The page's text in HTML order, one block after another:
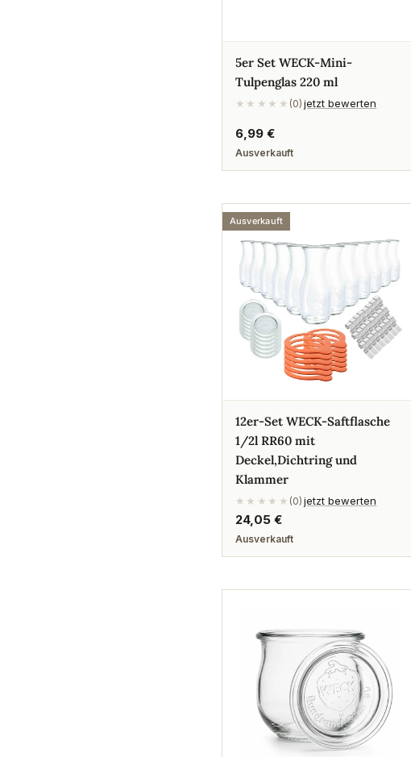
5er Set WECK-Mini-
Tulpenglas 220 ml
★★★★★ (0) jetzt bewerten
Regulärer
Preis
6,99 €
Ausverkauft
Ausverkauft
12er-Set WECK-Saftflasche
1/2l RR60 mit
Deckel,Dichtring und
Klammer
★★★★★ (0) jetzt bewerten
Regulärer
Preis
24,05 €
Ausverkauft